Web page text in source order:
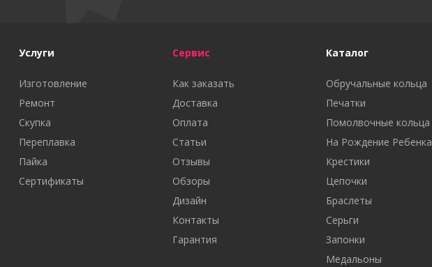
Услуги
Изготовление
Ремонт
Скупка
Переплавка
Пайка
Сертификаты
Сервис
Как заказать
Доставка
Оплата
Статьи
Отзывы
Обзоры
Дизайн
Контакты
Гарантия
Каталог
Обручальные кольца
Печатки
Помолвочные кольца
На Рождение Ребенка
Крестики
Цепочки
Браслеты
Серьги
Запонки
Медальоны